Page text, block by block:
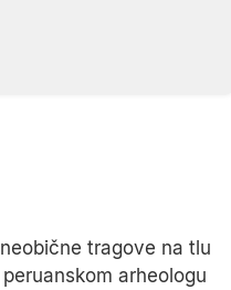
tragove na tlu
arheologu